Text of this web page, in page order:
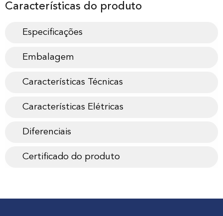
Características do produto
Especificações
Embalagem
Características Técnicas
Características Elétricas
Diferenciais
Certificado do produto